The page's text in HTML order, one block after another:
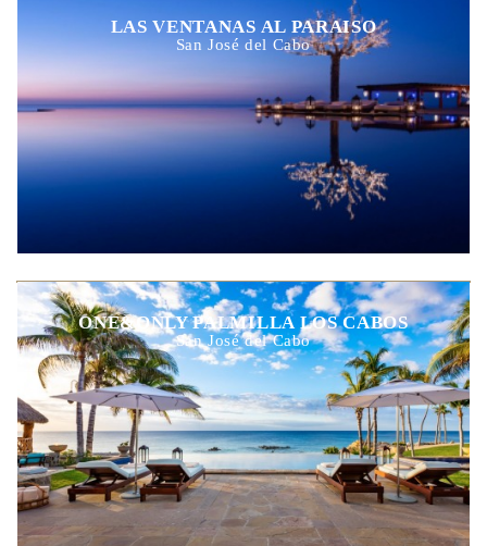
LAS VENTANAS AL PARAISO
San José del Cabo
ONE&ONLY PALMILLA LOS CABOS
San José del Cabo